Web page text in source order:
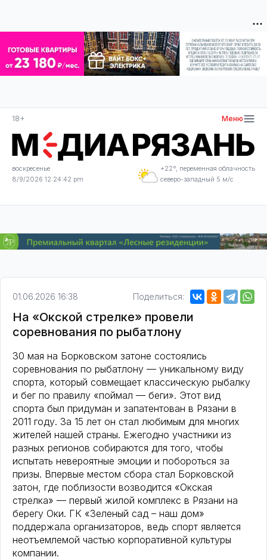
18+ Меню
воскресенье
8/9/2026 12:24:43 pm
+22°, переменная облачность
северо-западный 5 м/с
01.06.2026 16:38 Поделиться:
На «Окской стрелке» провели
соревнования по рыбатлону
30 мая на Борковском затоне состоялись
соревнования по рыбатлону — уникальному виду
спорта, который совмещает классическую рыбалку
и бег по правилу «поймал — беги». Этот вид
спорта был придуман и запатентован в Рязани в
2011 году. За 15 лет он стал любимым для многих
жителей нашей страны. Ежегодно участники из
разных регионов собираются для того, чтобы
испытать невероятные эмоции и побороться за
призы. Впервые местом сбора стал Борковской
затон, где поблизости возводится «Окская
стрелка» — первый жилой комплекс в Рязани на
берегу Оки. ГК «Зеленый сад – наш дом»
поддержала организаторов, ведь спорт является
неотъемлемой частью корпоративной культуры
компании.